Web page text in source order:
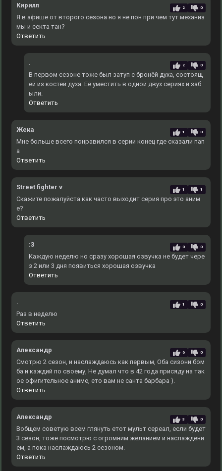
Кирилл 2 0
Я в афише от второго сезона но я не пон при чем тут механиз
мы и секта тан?
Ответить
. 2 0
В первом сезоне тоже был затуп с бронёй духа, состоящ
ей из костей духа. Еë уместить в одной двух сериях и заб
ыли.
Ответить
Жека 1 0
Мне больше всего понравился в серии конец где сказали пап
а
Ответить
Street fighter v 1 1
Скажите пожалуйста как часто выходит серия про это аним
е?
Ответить
:3 0 0
Каждую неделю но сразу хорошая озвучка не будет чере
з 2 или 3 дня появиться хорошая озвучка
Ответить
. 1 0
Раз в неделю
Ответить
Александр 6 0
Смотрю 2 сезон, и наслаждаюсь как первым, Оба сизони бом
ба и каждий по своему, Не думал что в 42 года присяду на так
ое офигительное аниме, ето вам не санта барбара ).
Ответить
Александр 3 0
Вобщем советую всем глянуть етот мульт сереал, если будет
3 сезон, тоже посмотрю с огромним желанием и наслаждени
ем, а пока наслаждаюсь 2 сезоном.
Ответить